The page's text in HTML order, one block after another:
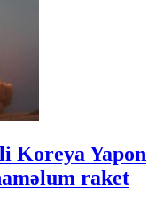
Koreya Yapon
raket